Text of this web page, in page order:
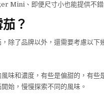
Mini、即便尺寸小也能提供不錯
？
除了品牌以外，還需要考慮以下
味和濃度，有些是偏甜的，有些
始，慢慢探索不同的風味。